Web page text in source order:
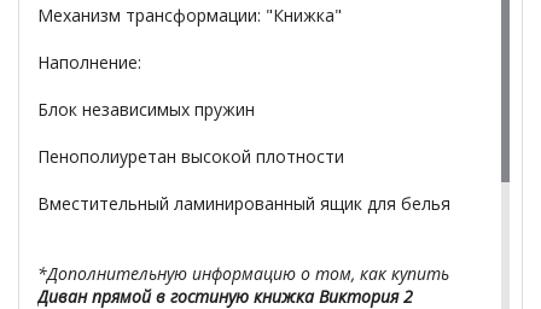
Механизм трансформации: "Книжка"
Наполнение:
Блок независимых пружин
Пенополиуретан высокой плотности
Вместительный ламинированный ящик для белья
*Дополнительную информацию о том, как купить
Диван прямой в гостиную книжка Виктория 2